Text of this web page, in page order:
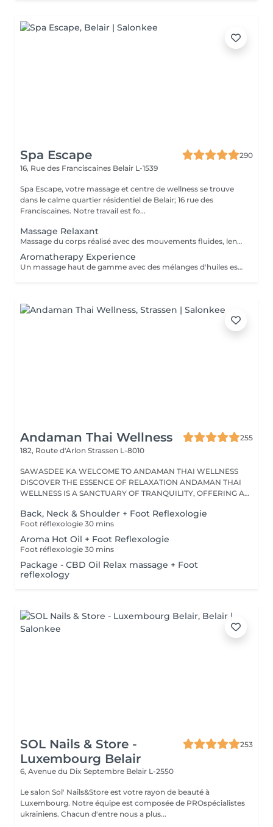
Spa Escape
290
16, Rue des Franciscaines Belair L-1539
Spa Escape, votre massage et centre de wellness se trouve
dans le calme quartier résidentiel de Belair; 16 rue des
Franciscaines. Notre travail est fo...
Massage Relaxant
Massage du corps réalisé avec des mouvements fluides, lents et enveloppants qui avec une pression légère, vous offrira une détente profonde du corps et de l'esprit. Ce soin commence par un rafraîchissement stimulant des pieds pour favoriser la circulation sanguine et la relaxation. Pression légère à médium
Aromatherapy Experience
Un massage haut de gamme avec des mélanges d'huiles essentielles bio pour vous relaxer et vous revitaliser. Les techniques de massage et les huiles sont soigneusement sélectionnés et adaptés à chaque personne selon vos besoins spécifiques.Ce soin commence par un rafraîchissement stimulant des pieds pour favoriser la circulation sanguine et la relaxation.
Andaman Thai Wellness
255
182, Route d'Arlon Strassen L-8010
SAWASDEE KA WELCOME TO ANDAMAN THAI WELLNESS
DISCOVER THE ESSENCE OF RELAXATION ANDAMAN THAI
WELLNESS IS A SANCTUARY OF TRANQUILITY, OFFERING A
Back, Neck & Shoulder + Foot Reflexologie
Foot réflexologie 30 mins
Aroma Hot Oil + Foot Reflexologie
Foot réflexologie 30 mins
Package - CBD Oil Relax massage + Foot
reflexology
SOL Nails & Store -
Luxembourg Belair
253
6, Avenue du Dix Septembre Belair L-2550
Le salon Sol' Nails&Store est votre rayon de beauté à
Luxembourg. Notre équipe est composée de PROspécialistes
ukrainiens. Chacun d'entre nous a plus...